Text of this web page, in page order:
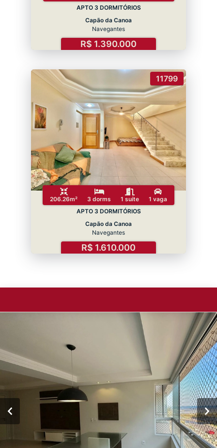
APTO 3 DORMITÓRIOS
Capão da Canoa
Navegantes
R$ 1.390.000
11799
206.26m² 3 dorms 1 suíte
1 vaga
APTO 3 DORMITÓRIOS
Capão da Canoa
Navegantes
R$ 1.610.000